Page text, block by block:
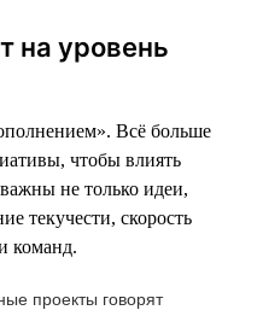
на уровень
Всё больше
чтобы влиять
не только идеи,
текучести, скорость
команд.
проекты говорят